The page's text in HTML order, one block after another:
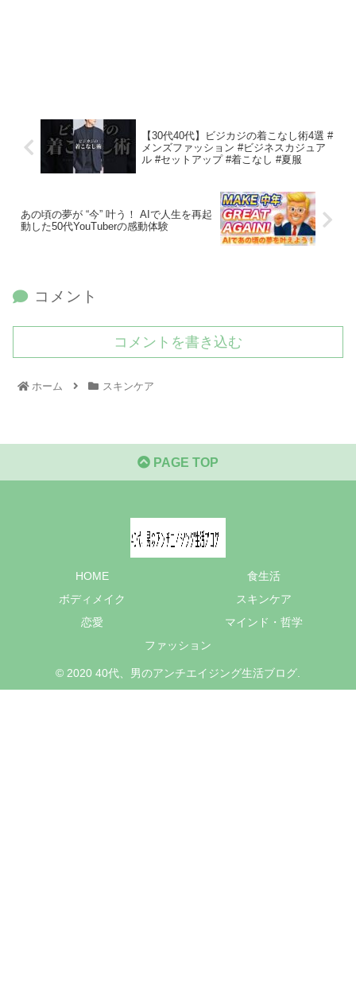
【30代40代】ビジカジの着こなし術4選 #
メンズファッション #ビジネスカジュア
ル #セットアップ #着こなし #夏服
あの頃の夢が “今” 叶う！ AIで人生を再起
動した50代YouTuberの感動体験
コメント
コメントを書き込む
ホーム スキンケア
PAGE TOP
HOME
食生活
ボディメイク
スキンケア
恋愛
マインド・哲学
ファッション
© 2020 40代、男のアンチエイジング生活ブログ.